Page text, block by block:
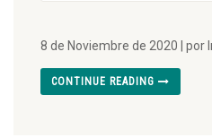
8 de Noviembre de 2020 | por
CONTINUE READING